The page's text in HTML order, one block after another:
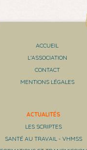
ACCUEIL
L’ASSOCIATION
CONTACT
MENTIONS LÉGALES
ACTUALITÉS
LES SCRIPTES
SANTÉ AU TRAVAIL - VHMSS